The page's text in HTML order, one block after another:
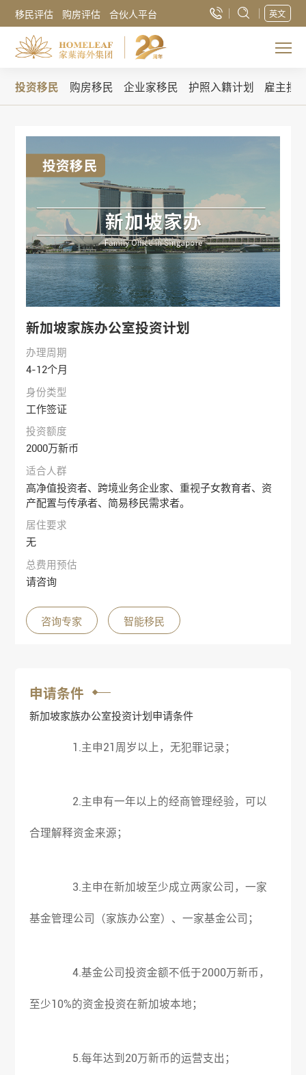
移民评估 购房评估 合伙人平台 英文
投资移民 购房移民 企业家移民 护照入籍计划 雇主担
新加坡家族办公室投资计划
办理周期
4-12个月
身份类型
工作签证
投资额度
2000万新币
适合人群
高净值投资者、跨境业务企业家、重视子女教育者、资
产配置与传承者、简易移民需求者。
居住要求
无
总费用预估
请咨询
咨询专家 智能移民
申请条件
新加坡家族办公室投资计划申请条件
1.主申21周岁以上，无犯罪记录；
2.主申有一年以上的经商管理经验，可以
合理解释资金来源；
3.主申在新加坡至少成立两家公司，一家
基金管理公司（家族办公室）、一家基金公司；
4.基金公司投资金额不低于2000万新币，
至少10%的资金投资在新加坡本地；
5.每年达到20万新币的运营支出；